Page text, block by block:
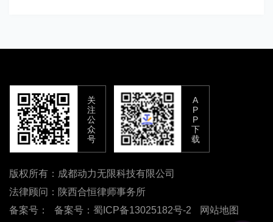
关
注
公
众
号
A
P
P
下
载
版权所有：成都动力无限科技有限公司
法律顾问：陕西合恒律师事务所
备案号：
备案号：蜀ICP备13025182号-2 网站地图